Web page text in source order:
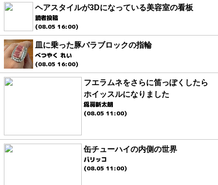
ヘアスタイルが3Dになっている美容室の看板
読者投稿
(08.05 16:00)
皿に乗った豚バラブロックの指輪
べつやく れい
(08.05 16:00)
フエラムネをさらに笛っぽくしたら
ホイッスルになりました
爲房新太朗
(08.05 11:00)
缶チューハイの内側の世界
パリッコ
(08.05 11:00)